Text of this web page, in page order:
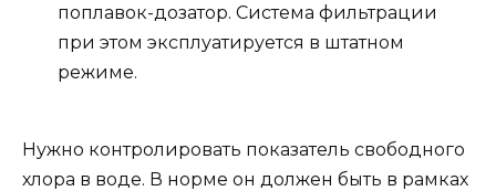
поплавок-дозатор. Система фильтрации
при этом эксплуатируется в штатном
режиме.
Нужно контролировать показатель свободного
хлора в воде. В норме он должен быть в рамках